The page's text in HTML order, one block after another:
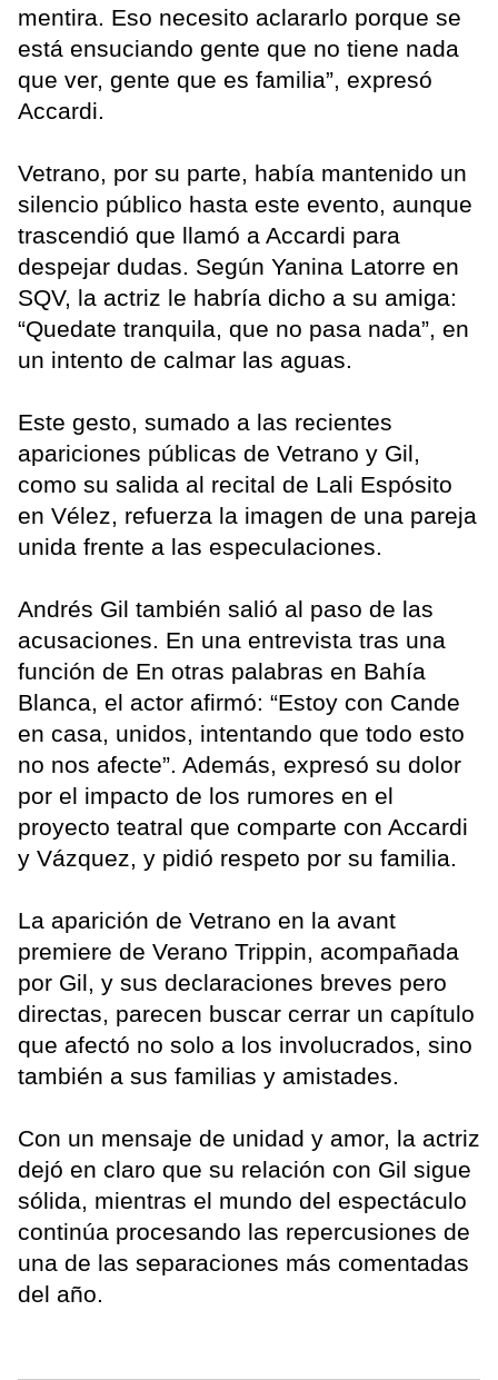
mentira. Eso necesito aclararlo porque se
está ensuciando gente que no tiene nada
que ver, gente que es familia”, expresó
Accardi.
Vetrano, por su parte, había mantenido un
silencio público hasta este evento, aunque
trascendió que llamó a Accardi para
despejar dudas. Según Yanina Latorre en
SQV, la actriz le habría dicho a su amiga:
“Quedate tranquila, que no pasa nada”, en
un intento de calmar las aguas.
Este gesto, sumado a las recientes
apariciones públicas de Vetrano y Gil,
como su salida al recital de Lali Espósito
en Vélez, refuerza la imagen de una pareja
unida frente a las especulaciones.
Andrés Gil también salió al paso de las
acusaciones. En una entrevista tras una
función de En otras palabras en Bahía
Blanca, el actor afirmó: “Estoy con Cande
en casa, unidos, intentando que todo esto
no nos afecte”. Además, expresó su dolor
por el impacto de los rumores en el
proyecto teatral que comparte con Accardi
y Vázquez, y pidió respeto por su familia.
La aparición de Vetrano en la avant
premiere de Verano Trippin, acompañada
por Gil, y sus declaraciones breves pero
directas, parecen buscar cerrar un capítulo
que afectó no solo a los involucrados, sino
también a sus familias y amistades.
Con un mensaje de unidad y amor, la actriz
dejó en claro que su relación con Gil sigue
sólida, mientras el mundo del espectáculo
continúa procesando las repercusiones de
una de las separaciones más comentadas
del año.